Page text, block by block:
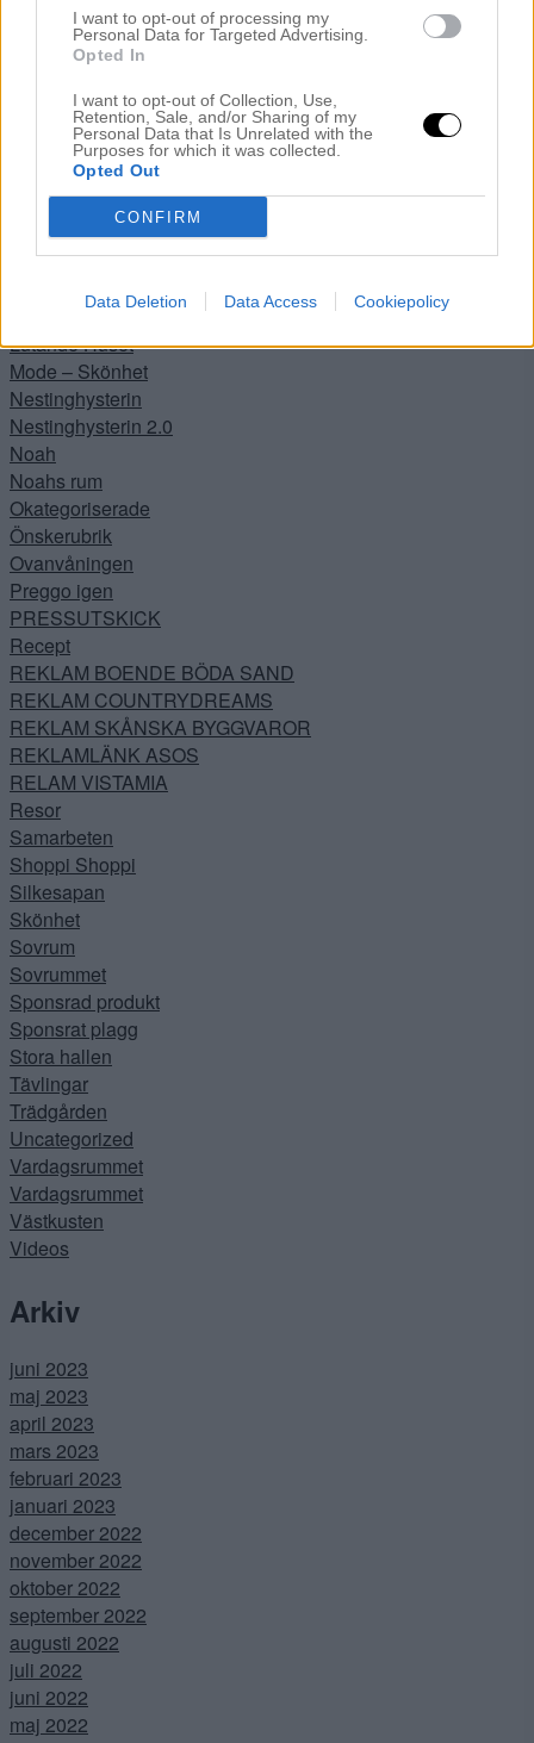
I want to opt-out of processing my
Personal Data for Targeted Advertising.
Opted In
I want to opt-out of Collection, Use,
Retention, Sale, and/or Sharing of my
Personal Data that Is Unrelated with the
Purposes for which it was collected.
Opted Out
CONFIRM
Data Deletion Data Access Cookiepolicy
Jul i Lanthandeln
JULGOTT
Julhysterin 2014
Julkalendern
Julpeppen 2016
Kejsarsnittet
Kontoret
Lanthandeln
Lilla hallen
Livräddare
Lutande Huset
Mode – Skönhet
Nestinghysterin
Nestinghysterin 2.0
Noah
Noahs rum
Okategoriserade
Önskerubrik
Ovanvåningen
Preggo igen
PRESSUTSKICK
Recept
REKLAM BOENDE BÖDA SAND
REKLAM COUNTRYDREAMS
REKLAM SKÅNSKA BYGGVAROR
REKLAMLÄNK ASOS
RELAM VISTAMIA
Resor
Samarbeten
Shoppi Shoppi
Silkesapan
Skönhet
Sovrum
Sovrummet
Sponsrad produkt
Sponsrat plagg
Stora hallen
Tävlingar
Trädgården
Uncategorized
Vardagsrummet
Vardagsrummet
Västkusten
Videos
Arkiv
juni 2023
maj 2023
april 2023
mars 2023
februari 2023
januari 2023
december 2022
november 2022
oktober 2022
september 2022
augusti 2022
juli 2022
juni 2022
maj 2022